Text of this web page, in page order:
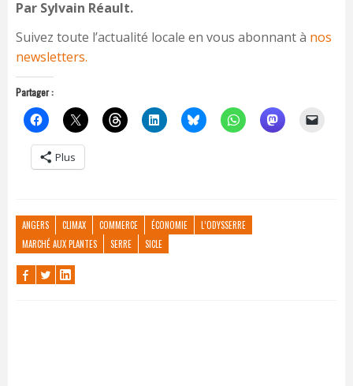
Par Sylvain Réault.
Suivez toute l’actualité locale en vous abonnant à nos
newsletters.
Partager :
Plus
ANGERS CLIMAX COMMERCE ÉCONOMIE
L’ODYSSERRE
MARCHÉ AUX PLANTES
SERRE SICLE